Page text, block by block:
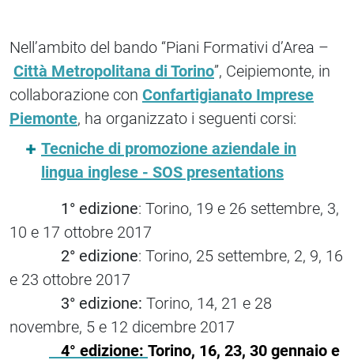
Nell’ambito del bando “Piani Formativi d’Area –
Città Metropolitana di Torino”, Ceipiemonte, in
collaborazione con Confartigianato Imprese
Piemonte, ha organizzato i seguenti corsi:
Tecniche di promozione aziendale in
lingua inglese - SOS presentations
1° edizione: Torino, 19 e 26 settembre, 3,
10 e 17 ottobre 2017
2° edizione: Torino, 25 settembre, 2, 9, 16
e 23 ottobre 2017
3° edizione: Torino, 14, 21 e 28
novembre, 5 e 12 dicembre 2017
4° edizione: Torino, 16, 23, 30 gennaio e